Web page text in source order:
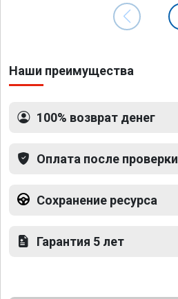
Наши преимущества
100% возврат денег
Оплата после проверки
Сохранение ресурса
Гарантия 5 лет